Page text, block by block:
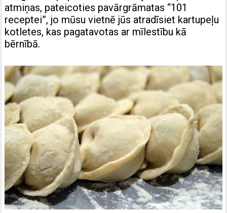
atmiņas, pateicoties pavārgrāmatas “101
receptei”, jo mūsu vietnē jūs atradīsiet kartupeļu
kotletes, kas pagatavotas ar mīlestību kā
bērnībā.